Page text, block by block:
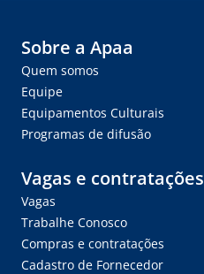
Sobre a Apaa
Quem somos
Equipe
Equipamentos Culturais
Programas de difusão
Vagas e contratações
Vagas
Trabalhe Conosco
Compras e contratações
Cadastro de Fornecedor